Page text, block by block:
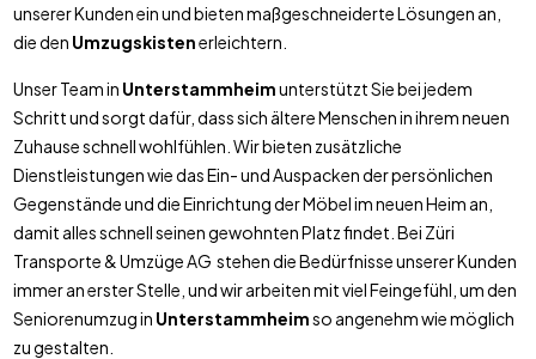
unserer Kunden ein und bieten maßgeschneiderte Lösungen an,
die den Umzugskistenerleichtern.
Unser Team in Unterstammheimunterstützt Sie bei jedem
Schritt und sorgt dafür, dass sich ältere Menschen in ihrem neuen
Zuhause schnell wohlfühlen. Wir bieten zusätzliche
Dienstleistungen wie das Ein- und Auspacken der persönlichen
Gegenstände und die Einrichtung der Möbel im neuen Heim an,
damit alles schnell seinen gewohnten Platz findet. Bei Züri
Transporte & Umzüge AG stehen die Bedürfnisse unserer Kunden
immer an erster Stelle, und wir arbeiten mit viel Feingefühl, um den
Seniorenumzug in Unterstammheimso angenehm wie möglich
zu gestalten.